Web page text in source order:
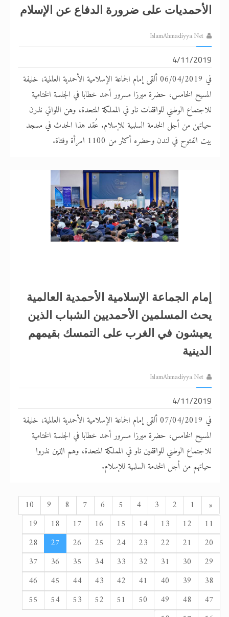
الأحمديات على ضرورة الدفاع عن الإسلام
IslamAhmadiyya.Net
4/11/2019
في 06/04/2019 ألقى إمام الجماعة الإسلامية الأحمدية العالمية، خليفة
المسيح الخامس، حضرة ميرزا مسرور أحمد خطابا في الجلسة الختامية
للاجتماع الوطني للواقفات ناو في المملكة المتحدة، وهن اللواتي نذرن
حياتهن من أجل الخدمة السلمية للإسلام. عُقد هذا الحدث في مسجد
بيت الفتوح في لندن وحضره أكثر من 1100 امرأة وفتاة.
إمام الجماعة الإسلامية الأحمدية العالمية
يحث المسلمين الأحمديين الشباب الذين
يعيشون في الغرب على التمسك بقيمهم
الدينية
IslamAhmadiyya.Net
4/11/2019
في 07/04/2019 ألقى إمام الجماعة الإسلامية الأحمدية العالمية، خليفة
المسيح الخامس، حضرة ميرزا مسرور أحمد خطابا في الجلسة الختامية
للاجتماع الوطني للواقفين ناو في المملكة المتحدة، وهم الذين نذروا
حياتهم من أجل الخدمة السلمية للإسلام.
« السابق1
2
3
4
5
6
7
8
9
10
11
12
13
14
15
16
17
18
19
20
21
22
23
24
25
26
27
28
29
30
31
32
33
34
35
36
37
38
39
40
41
42
43
44
45
46
47
48
49
50
51
52
53
54
55